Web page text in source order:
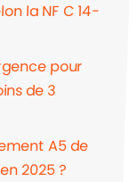
la NF C 14-
pour
de 3
A5 de
2025 ?